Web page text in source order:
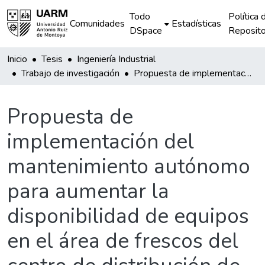
Comunidades
Todo
DSpace
Estadísticas
Política
Inicio Tesis
Ingeniería Industrial
Trabajo de investigación
Propuesta de implementación del mantenimiento autónomo para aumentar la disponibilidad de equipos en el área de frescos del centro de distribución de Tottus
Propuesta de
implementación del
mantenimiento autónomo
para aumentar la
disponibilidad de equipos
en el área de frescos del